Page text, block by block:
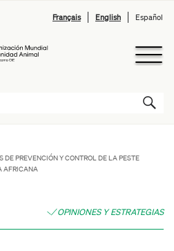
Français English Español
DE PREVENCIÓN Y CONTROL DE LA PESTE
AFRICANA
OPINIONES Y ESTRATEGIAS